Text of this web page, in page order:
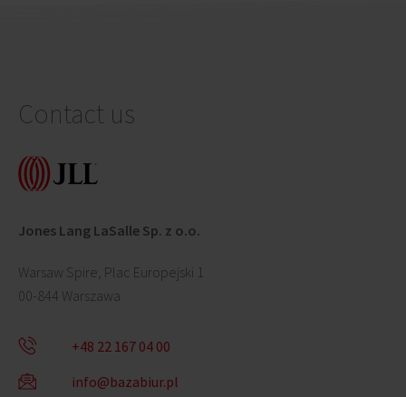
Contact us
Jones Lang LaSalle Sp. z o.o.
Warsaw Spire, Plac Europejski 1
00-844 Warszawa
+48 22 167 04 00
info@bazabiur.pl